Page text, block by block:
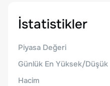
İstatistikler
Piyasa Değeri
Günlük En Yüksek/Düşük
Hacim